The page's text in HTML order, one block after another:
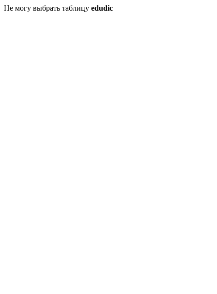
Не могу выбрать таблицу edudic